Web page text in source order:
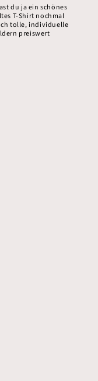
du ja ein schönes
T-Shirt nochmal
tolle, individuelle
preiswert